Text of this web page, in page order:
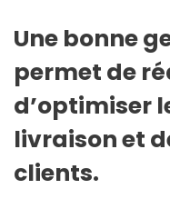
Une bonne
permet de
d’optimiser
livraison et
clients.